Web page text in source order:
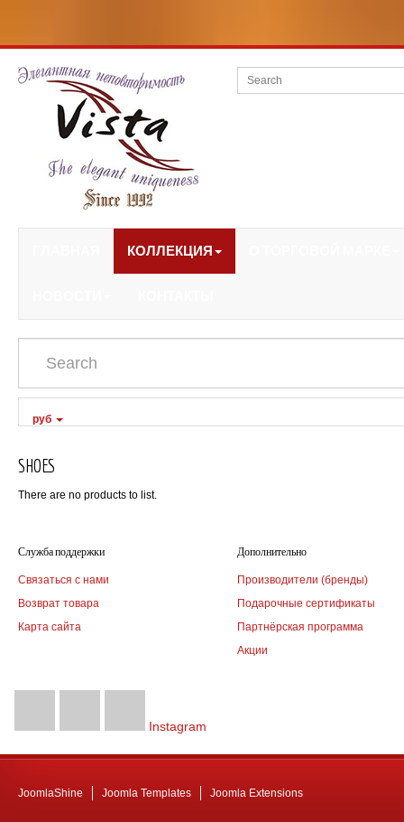
КОЛЛЕКЦИЯ
руб
SHOES
There are no products to list.
Служба поддержки
Связаться с нами
Возврат товара
Карта сайта
Дополнительно
Производители (бренды)
Подарочные сертификаты
Партнёрская программа
Акции
Instagram
JoomlaShine Joomla Templates Joomla Extensions